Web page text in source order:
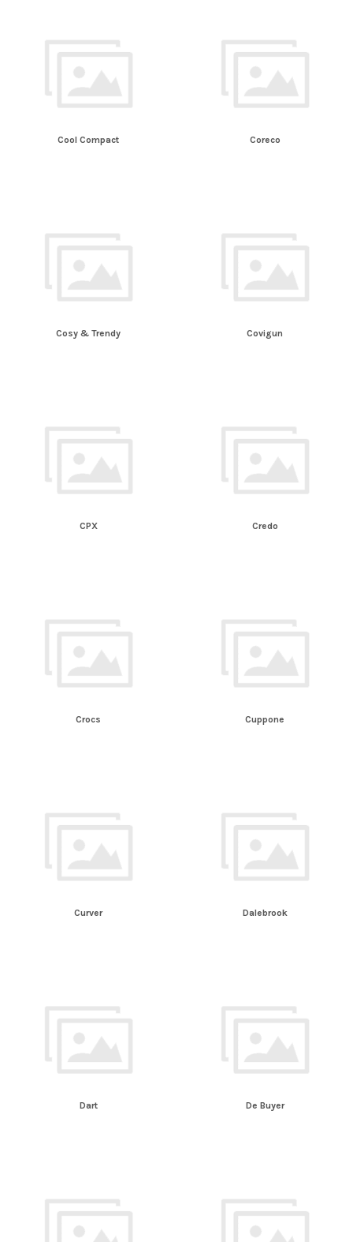
Cool Compact Coreco
Cosy & Trendy Covigun
CPX Credo
Crocs Cuppone
Curver Dalebrook
Dart De Buyer